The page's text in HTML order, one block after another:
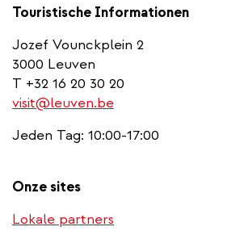
Touristische Informationen
Jozef Vounckplein 2
3000 Leuven
T +32 16 20 30 20
visit@leuven.be
Jeden Tag: 10:00-17:00
Onze sites
Lokale partners